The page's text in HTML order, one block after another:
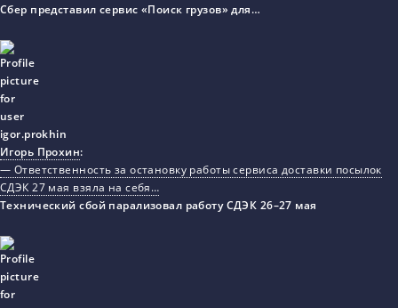
Сбер представил сервис «Поиск грузов» для…
Игорь Прохин:
— Ответственность за остановку работы сервиса доставки посылок
СДЭК 27 мая взяла на себя…
Технический сбой парализовал работу СДЭК 26–27 мая